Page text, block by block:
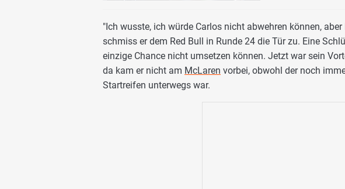
"Ich wusste, ich würde Carlos nicht abwehren können,
schmiss er dem Red Bull in Runde 24 die Tür zu. Eine
einzige Chance nicht umsetzen können. Jetzt war sein
da kam er nicht am McLaren vorbei, obwohl der noch
Startreifen unterwegs war.